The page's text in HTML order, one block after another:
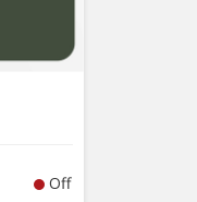
Off